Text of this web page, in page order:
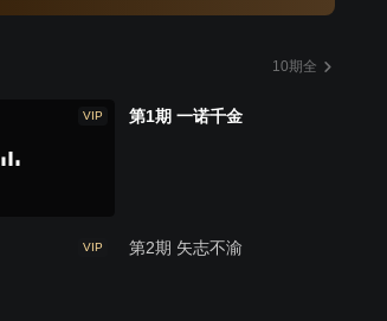
10期全
VIP 第1期 一诺千金
VIP 第2期 矢志不渝